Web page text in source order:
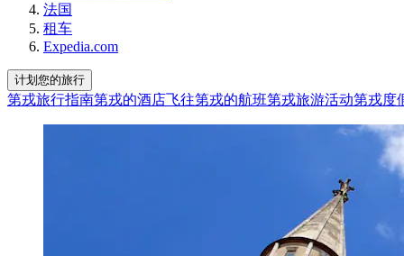
法国
租车
Expedia.com
计划您的旅行
第戎旅行指南第戎的酒店飞往第戎的航班第戎旅游活动第戎度